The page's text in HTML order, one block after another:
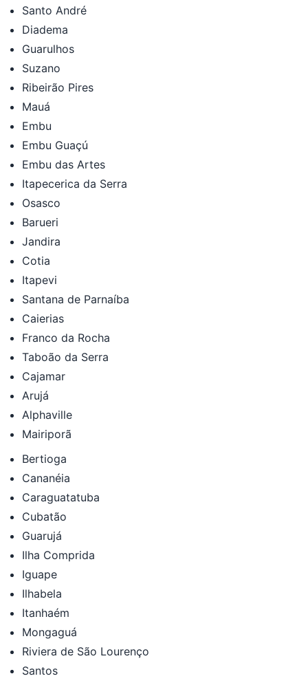
Santo André
Diadema
Guarulhos
Suzano
Ribeirão Pires
Mauá
Embu
Embu Guaçú
Embu das Artes
Itapecerica da Serra
Osasco
Barueri
Jandira
Cotia
Itapevi
Santana de Parnaíba
Caierias
Franco da Rocha
Taboão da Serra
Cajamar
Arujá
Alphaville
Mairiporã
Bertioga
Cananéia
Caraguatatuba
Cubatão
Guarujá
Ilha Comprida
Iguape
Ilhabela
Itanhaém
Mongaguá
Riviera de São Lourenço
Santos